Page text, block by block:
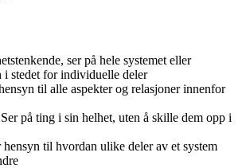
ser på hele systemet eller
i stedet for individuelle deler
til alle aspekter og relasjoner innenfor
Ser på ting i sin helhet, uten å skille dem opp i
hensyn til hvordan ulike deler av et system